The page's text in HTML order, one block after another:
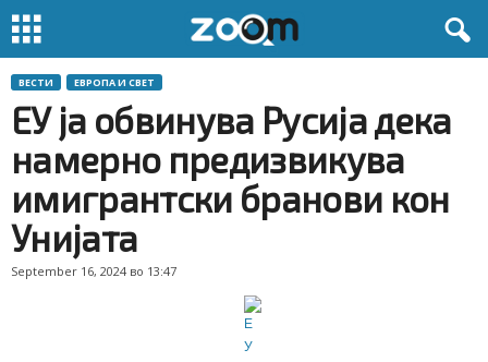
ВЕСТИ ЕВРОПА И СВЕТ
ЕУ ја обвинува Русија дека
намерно предизвикува
имигрантски бранови кон
Унијата
September 16, 2024 во 13:47